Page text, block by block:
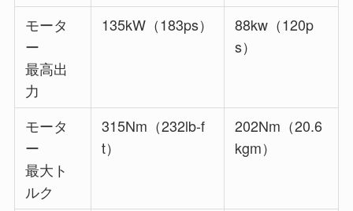
モータ
ー
最高出
力
135kW（183ps）
88kw（120p
s）
モータ
ー
最大ト
ルク
315Nm（232lb-f
t）
202Nm（20.6
kgm）